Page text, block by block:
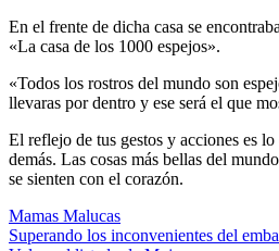
En el frente de dicha casa se
«La casa de los 1000 espejos».
«Todos los rostros del mundo son
llevaras por dentro y ese será el que
El reflejo de tus gestos y acciones es
demás. Las cosas más bellas del
se sienten con el corazón.
Mamas Malucas
Superando los inconvenientes del